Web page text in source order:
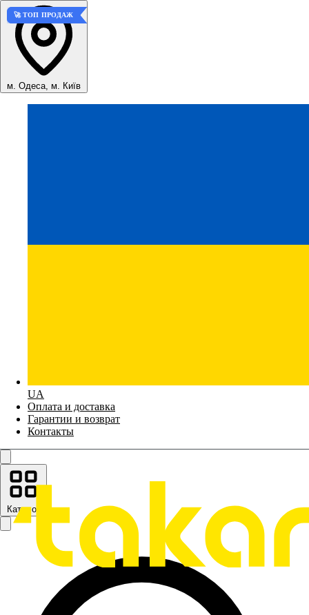
м. Одеса, м. Київ
UA
Оплата и доставка
Гарантии и возврат
Контакты
Каталог
🚀 ТОП ПРОДАЖ
🚀 ТОП ПРОДАЖ